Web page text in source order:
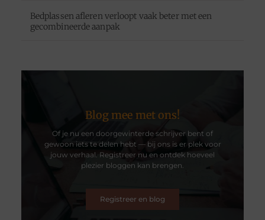
Bedplassen afleren verloopt vaak beter met een
gecombineerde aanpak
Blog mee met ons!
Of je nu een doorgewinterde schrijver bent of
gewoon iets te delen hebt — bij ons is er plek voor
jouw verhaal. Registreer nu en ontdek hoeveel
plezier bloggen kan brengen.
Registreer en blog